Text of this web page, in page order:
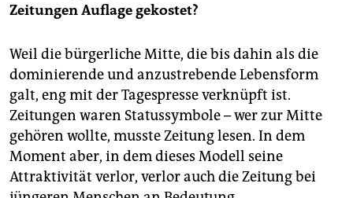
Zeitungen Auflage gekostet?
Weil die bürgerliche Mitte, die bis dahin als die
dominierende und anzustrebende Lebensform
galt, eng mit der Tagespresse verknüpft ist.
Zeitungen waren Statussymbole – wer zur Mitte
gehören wollte, musste Zeitung lesen. In dem
Moment aber, in dem dieses Modell seine
Attraktivität verlor, verlor auch die Zeitung bei